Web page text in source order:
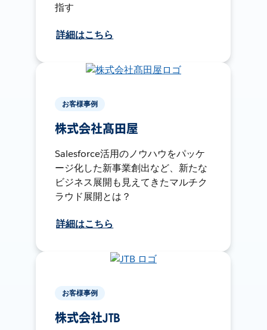
指す
詳細はこちら
お客様事例
株式会社髙田屋
Salesforce活用のノウハウをパッケ
ージ化した新事業創出など、新たな
ビジネス展開も見えてきたマルチク
ラウド展開とは？
詳細はこちら
お客様事例
株式会社JTB